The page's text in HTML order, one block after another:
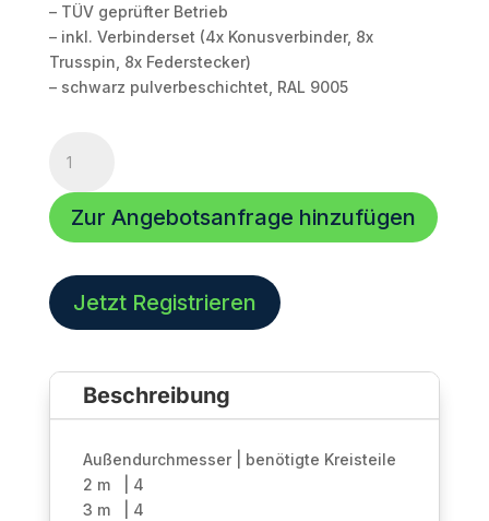
– TÜV geprüfter Betrieb
– inkl. Verbinderset (4x Konusverbinder, 8x
Trusspin, 8x Federstecker)
– schwarz pulverbeschichtet, RAL 9005
290-
4
|
4-
Traversenkreisteil
|
(8-
|
Menge
Zur Angebotsanfrage hinzufügen
Jetzt Registrieren
Beschreibung
Außendurchmesser | benötigte Kreisteile
2 m | 4
3 m | 4